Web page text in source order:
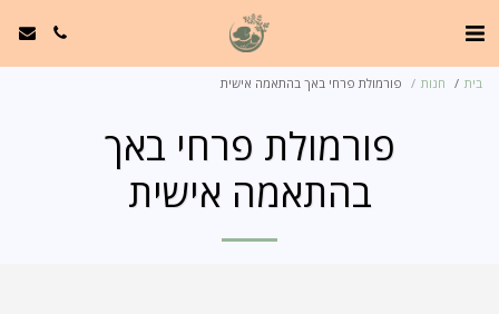
בית חנות פורמולת פרחי באך בהתאמה אישית
פורמולת פרחי באך
בהתאמה אישית